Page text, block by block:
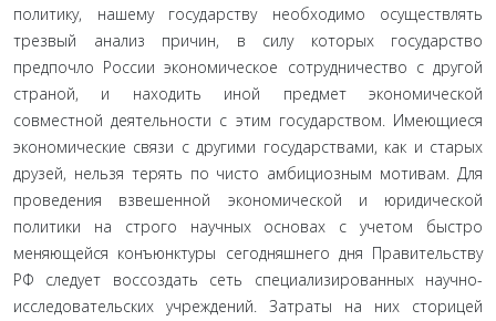
политику, нашему государству необходимо осуществлять
трезвый анализ причин, в силу которых государство
предпочло России экономическое сотрудничество с другой
страной, и находить иной предмет экономической
совместной деятельности с этим государством. Имеющиеся
экономические связи с другими государствами, как и старых
друзей, нельзя терять по чисто амбициозным мотивам. Для
проведения взвешенной экономической и юридической
политики на строго научных основах с учетом быстро
меняющейся конъюнктуры сегодняшнего дня Правительству
РФ следует воссоздать сеть специализированных научно-
исследовательских учреждений. Затраты на них сторицей